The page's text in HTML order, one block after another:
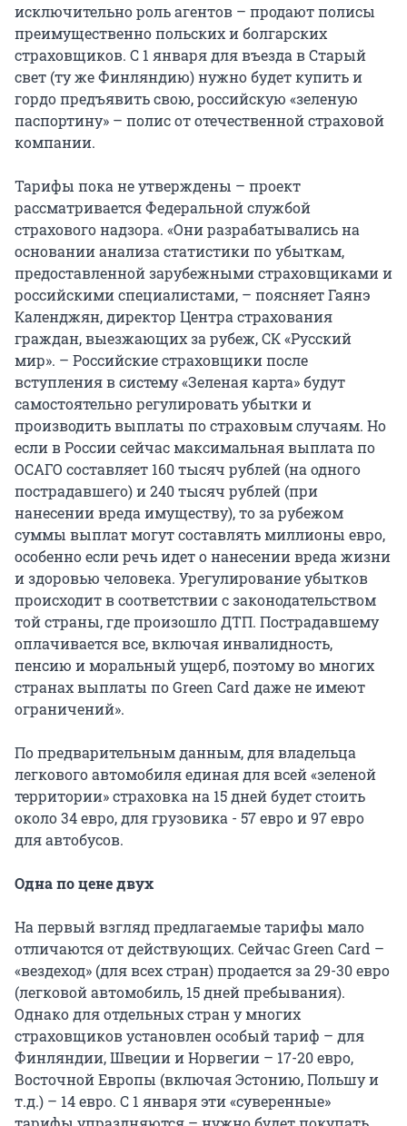
исключительно роль агентов – продают полисы
преимущественно польских и болгарских
страховщиков. С 1 января для въезда в Старый
свет (ту же Финляндию) нужно будет купить и
гордо предъявить свою, российскую «зеленую
паспортину» – полис от отечественной страховой
компании.
Тарифы пока не утверждены – проект
рассматривается Федеральной службой
страхового надзора. «Они разрабатывались на
основании анализа статистики по убыткам,
предоставленной зарубежными страховщиками и
российскими специалистами, – поясняет Гаянэ
Календжян, директор Центра страхования
граждан, выезжающих за рубеж, СК «Русский
мир». – Российские страховщики после
вступления в систему «Зеленая карта» будут
самостоятельно регулировать убытки и
производить выплаты по страховым случаям. Но
если в России сейчас максимальная выплата по
ОСАГО составляет 160 тысяч рублей (на одного
пострадавшего) и 240 тысяч рублей (при
нанесении вреда имуществу), то за рубежом
суммы выплат могут составлять миллионы евро,
особенно если речь идет о нанесении вреда жизни
и здоровью человека. Урегулирование убытков
происходит в соответствии с законодательством
той страны, где произошло ДТП. Пострадавшему
оплачивается все, включая инвалидность,
пенсию и моральный ущерб, поэтому во многих
странах выплаты по Green Card даже не имеют
ограничений».
По предварительным данным, для владельца
легкового автомобиля единая для всей «зеленой
территории» страховка на 15 дней будет стоить
около 34 евро, для грузовика - 57 евро и 97 евро
для автобусов.
Одна по цене двух
На первый взгляд предлагаемые тарифы мало
отличаются от действующих. Сейчас Green Card –
«вездеход» (для всех стран) продается за 29-30 евро
(легковой автомобиль, 15 дней пребывания).
Однако для отдельных стран у многих
страховщиков установлен особый тариф – для
Финляндии, Швеции и Норвегии – 17-20 евро,
Восточной Европы (включая Эстонию, Польшу и
т.д.) – 14 евро. С 1 января эти «суверенные»